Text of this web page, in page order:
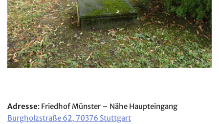
Adresse: Friedhof Münster – Nähe Haupteingang
Burgholzstraße 62, 70376 Stuttgart